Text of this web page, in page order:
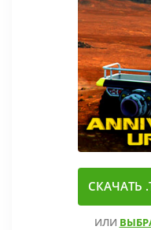
СКАЧАТЬ
ИЛИ